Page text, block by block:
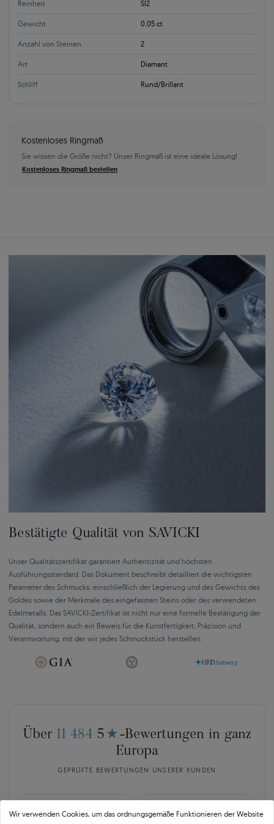
Reinheit SI2
Gewicht 0.05 ct
Anzahl von Steinen 2
Art Diamant
Schliff Rund/Brillant
Kostenloses Ringmaß
Sie wissen die Größe nicht? Unser Ringmaß ist eine ideale Lösung!
Kostenloses Ringmaß bestellen
Bestätigte Qualität von SAVICKI
Unser Qualitätszertifikat garantiert Authentizität und höchsten
Ausführungsstandard. Das Dokument beschreibt detailliert die wichtigsten
Parameter des Schmucks, einschließlich der Legierung und des Gewichts des
Goldes sowie der Merkmale des eingefassten Steins oder des verwendeten
Edelmetalls. Das SAVICKI-Zertifikat ist nicht nur eine formelle Bestätigung der
Qualität, sondern auch ein Beweis für die Kunstfertigkeit, Präzision und
Verantwortung, mit der wir jedes Schmuckstück herstellen.
Über 11 484 5 ★ -Bewertungen in ganz
Europa
GEPRÜFTE BEWERTUNGEN UNSERER KUNDEN
🇵🇱 🇨🇿
Wir verwenden Cookies, um das ordnungsgemäße Funktionieren der Website